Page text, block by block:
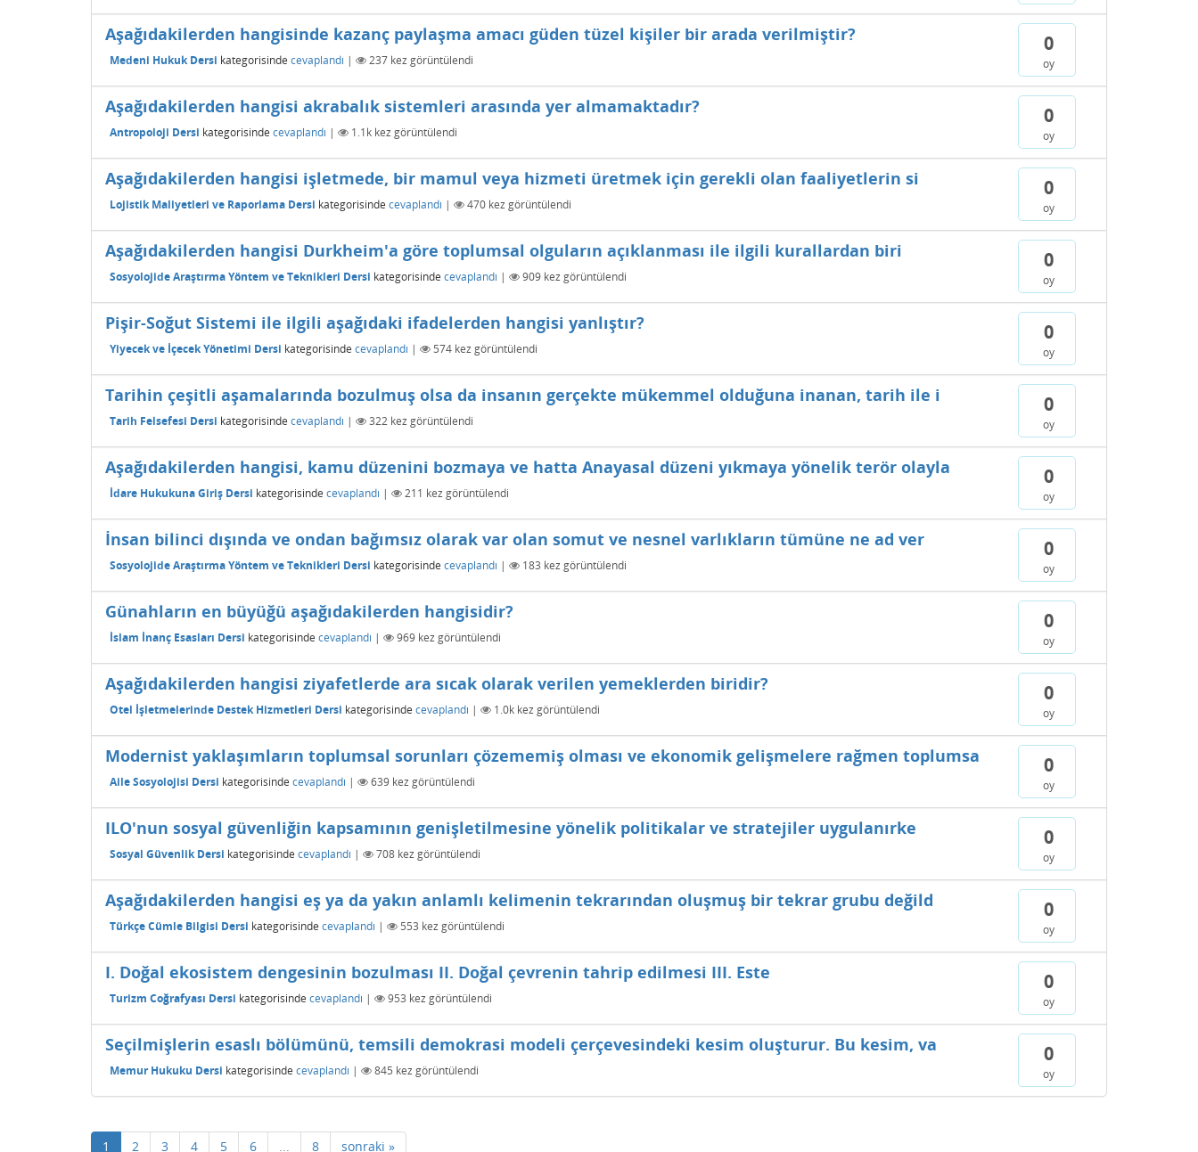
0
oy
Aşağıdakilerden hangisinde kazanç paylaşma amacı güden tüzel kişiler bir arada verilmiştir?
Medeni Hukuk Dersi kategorisinde cevaplandı | 237 kez görüntülendi
0
oy
Aşağıdakilerden hangisi akrabalık sistemleri arasında yer almamaktadır?
Antropoloji Dersi kategorisinde cevaplandı | 1.1k kez görüntülendi
0
oy
Aşağıdakilerden hangisi işletmede, bir mamul veya hizmeti üretmek için gerekli olan faaliyetlerin si
Lojistik Maliyetleri ve Raporlama Dersi kategorisinde cevaplandı | 470 kez görüntülendi
0
oy
Aşağıdakilerden hangisi Durkheim'a göre toplumsal olguların açıklanması ile ilgili kurallardan biri
Sosyolojide Araştırma Yöntem ve Teknikleri Dersi kategorisinde cevaplandı | 909 kez görüntülendi
0
oy
Pişir-Soğut Sistemi ile ilgili aşağıdaki ifadelerden hangisi yanlıştır?
Yiyecek ve İçecek Yönetimi Dersi kategorisinde cevaplandı | 574 kez görüntülendi
0
oy
Tarihin çeşitli aşamalarında bozulmuş olsa da insanın gerçekte mükemmel olduğuna inanan, tarih ile i
Tarih Felsefesi Dersi kategorisinde cevaplandı | 322 kez görüntülendi
0
oy
Aşağıdakilerden hangisi, kamu düzenini bozmaya ve hatta Anayasal düzeni yıkmaya yönelik terör olayla
İdare Hukukuna Giriş Dersi kategorisinde cevaplandı | 211 kez görüntülendi
0
oy
İnsan bilinci dışında ve ondan bağımsız olarak var olan somut ve nesnel varlıkların tümüne ne ad ver
Sosyolojide Araştırma Yöntem ve Teknikleri Dersi kategorisinde cevaplandı | 183 kez görüntülendi
0
oy
Günahların en büyüğü aşağıdakilerden hangisidir?
İslam İnanç Esasları Dersi kategorisinde cevaplandı | 969 kez görüntülendi
0
oy
Aşağıdakilerden hangisi ziyafetlerde ara sıcak olarak verilen yemeklerden biridir?
Otel İşletmelerinde Destek Hizmetleri Dersi kategorisinde cevaplandı | 1.0k kez görüntülendi
0
oy
Modernist yaklaşımların toplumsal sorunları çözememiş olması ve ekonomik gelişmelere rağmen toplumsa
Aile Sosyolojisi Dersi kategorisinde cevaplandı | 639 kez görüntülendi
0
oy
ILO'nun sosyal güvenliğin kapsamının genişletilmesine yönelik politikalar ve stratejiler uygulanırke
Sosyal Güvenlik Dersi kategorisinde cevaplandı | 708 kez görüntülendi
0
oy
Aşağıdakilerden hangisi eş ya da yakın anlamlı kelimenin tekrarından oluşmuş bir tekrar grubu değild
Türkçe Cümle Bilgisi Dersi kategorisinde cevaplandı | 553 kez görüntülendi
0
oy
I. Doğal ekosistem dengesinin bozulması II. Doğal çevrenin tahrip edilmesi III. Este
Turizm Coğrafyası Dersi kategorisinde cevaplandı | 953 kez görüntülendi
0
oy
Seçilmişlerin esaslı bölümünü, temsili demokrasi modeli çerçevesindeki kesim oluşturur. Bu kesim, va
Memur Hukuku Dersi kategorisinde cevaplandı | 845 kez görüntülendi
1 2 3 4 5 6 ... 8 sonraki »